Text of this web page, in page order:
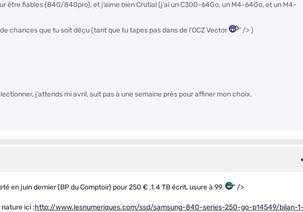
être fiables (840/840pro), et j’aime bien Crutial (j’ai un C300-64Go, un M4-64Go, et un M4-
chances que tu soit déçu (tant que tu tapes pas dans de l’OCZ Vector " /> )
j’attends mi avril, suit pas à une semaine près pour affiner mon choix.
en juin dernier (BP du Comptoir) pour 250 € .1.4 TB écrit, usure à 99. " />
ici :http://www.lesnumeriques.com/ssd/samsung-840-series-250-go-p14549/bilan-